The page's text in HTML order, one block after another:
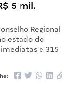
5 mil.
Regional
estado do
e 315